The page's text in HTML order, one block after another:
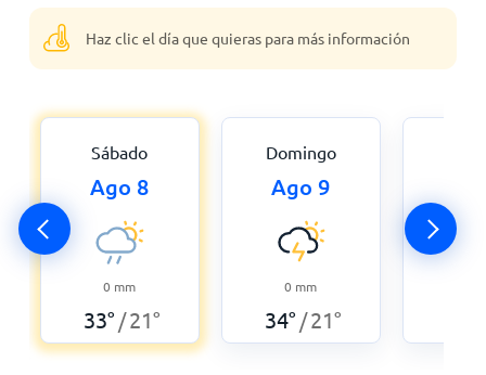
Haz clic el día que quieras para más información
Sábado
Ago 8
0 mm
33° /21°
Domingo
Ago 9
0 mm
34° /21°